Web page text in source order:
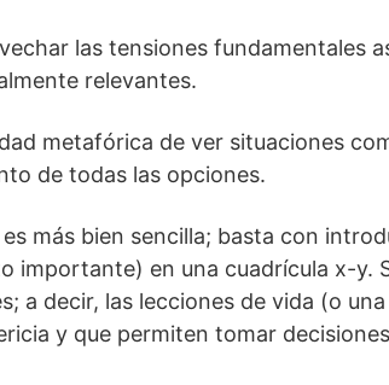
las tensiones fundamentales
relevantes.
metafórica de ver situaciones
de todas las opciones.
más bien sencilla; basta con
importante) en una cuadrícula x-y.
a decir, las lecciones de vida (o
y que permiten tomar